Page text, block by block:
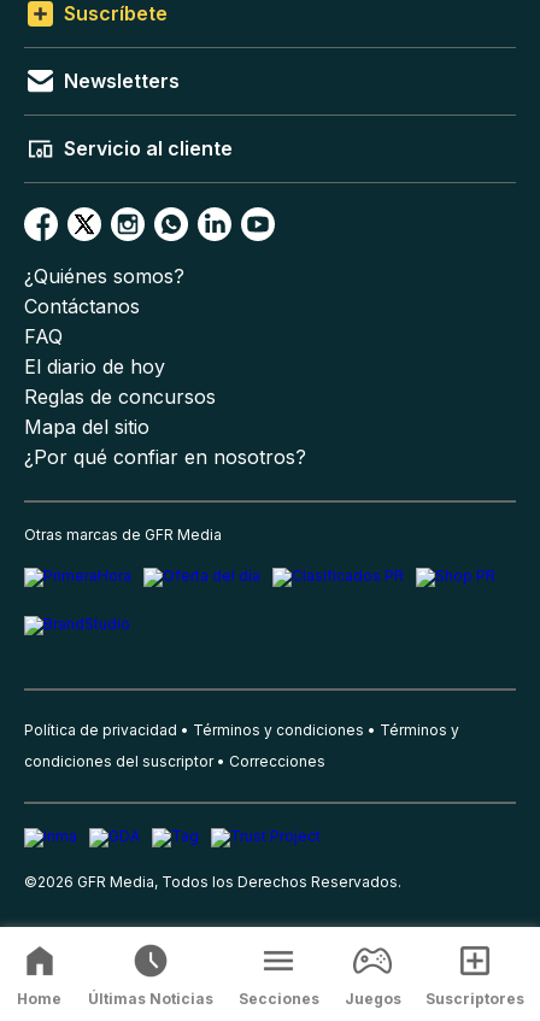
Suscríbete
Newsletters
Servicio al cliente
¿Quiénes somos?
Contáctanos
FAQ
El diario de hoy
Reglas de concursos
Mapa del sitio
¿Por qué confiar en nosotros?
Otras marcas de GFR Media
Política de privacidad Términos y condiciones
Términos y
condiciones del suscriptor
Correcciones
©2026 GFR Media, Todos los Derechos Reservados.
Home Últimas Noticias Secciones Juegos Suscriptores